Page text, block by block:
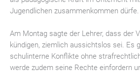
Jugendlichen zusammenkommen dürfe.
Am Montag sagte der Lehrer, dass der
kündigen, ziemlich aussichtslos sei. Es
schulinterne Konflikte ohne
werde zudem seine Rechte einfordern